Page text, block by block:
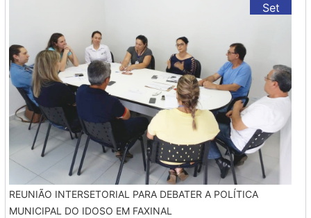
Set
REUNIÃO INTERSETORIAL PARA DEBATER A POLÍTICA
MUNICIPAL DO IDOSO EM FAXINAL